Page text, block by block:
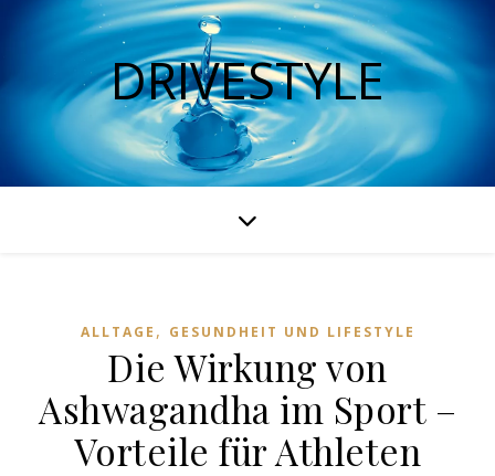
DRIVESTYLE
ALLTAGE , GESUNDHEIT UND LIFESTYLE
Die Wirkung von
Ashwagandha im Sport –
Vorteile für Athleten